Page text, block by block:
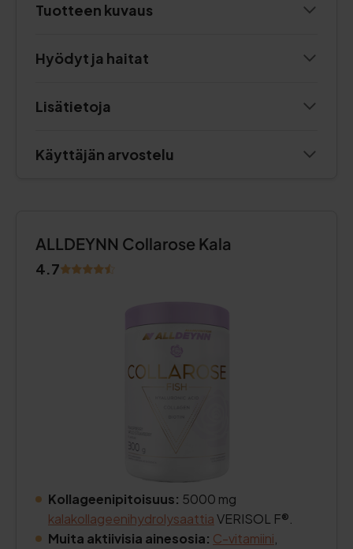
Tuotteen kuvaus
Hyödyt ja haitat
Lisätietoja
Käyttäjän arvostelu
ALLDEYNN Collarose Kala
4.7
Kollageenipitoisuus: 5000 mg
kalakollageenihydrolysaattiaVERISOL F®.
Muita aktiivisia ainesosia: C-vitamiini